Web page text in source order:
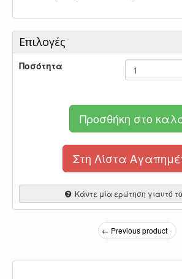
Επιλογές
Ποσότητα
Προσθήκη στο
Στη Λίστα
Κάντε μία ερώτηση γιαυτό
← Previous product